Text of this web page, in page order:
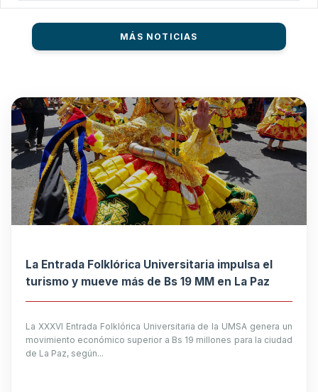
MÁS NOTICIAS
La Entrada Folklórica Universitaria impulsa el
turismo y mueve más de Bs 19 MM en La Paz
La XXXVI Entrada Folklórica Universitaria de la UMSA genera un
movimiento económico superior a Bs 19 millones para la ciudad
de La Paz, según...